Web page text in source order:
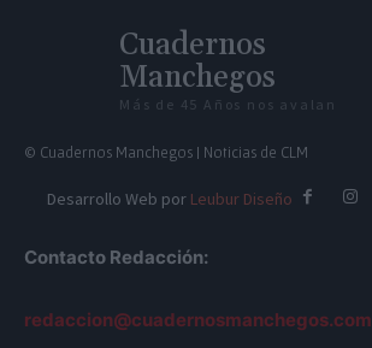
Cuadernos
Manchegos
Más de 45 Años nos avalan
© Cuadernos Manchegos | Noticias de CLM
Desarrollo Web por Leubur Diseño
Contacto Redacción:
redaccion@cuadernosmanchegos.com